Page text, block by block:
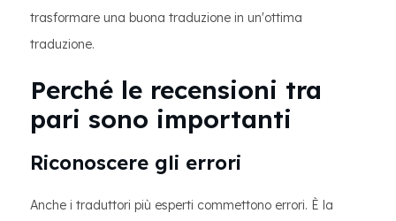
trasformare una buona traduzione in un'ottima
traduzione.
Perché le recensioni tra
pari sono importanti
Riconoscere gli errori
Anche i traduttori più esperti commettono errori. È la